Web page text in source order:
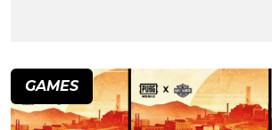
GAMES